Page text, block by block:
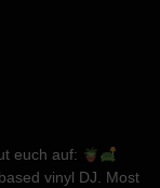
euch auf:
vinyl DJ. Most